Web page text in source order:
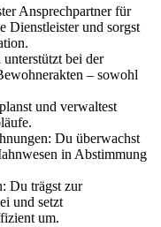
Ansprechpartner für
Dienstleister und sorgst
bei der
– sowohl
und verwaltest
Du überwachst
in Abstimmung
Du trägst zur
und setzt
um.